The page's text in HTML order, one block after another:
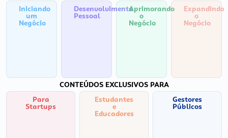
Iniciando
um
Negócio
Desenvolvimento
Pessoal
Aprimorando
o
Negócio
Expandindo
o
Negócio
CONTEÚDOS EXCLUSIVOS PARA
Para
Startups
Estudantes
e
Educadores
Gestores
Públicos